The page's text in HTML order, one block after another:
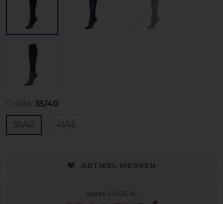
Größe: 35/40
35/40 41/46
ARTIKEL MERKEN
statt 19,95 €